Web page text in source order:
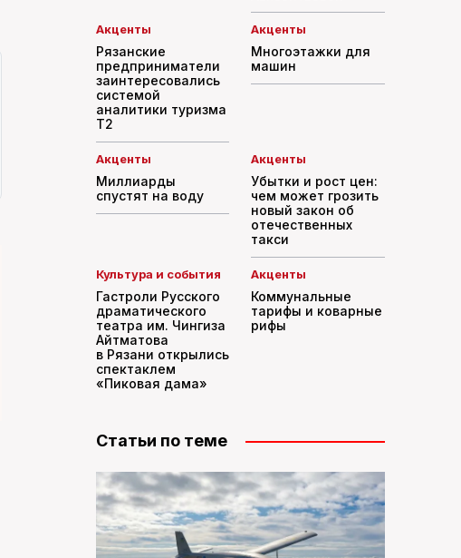
Акценты
Рязанские
предприниматели
заинтересовались
системой
аналитики туризма
T2
Акценты
Многоэтажки для
машин
Акценты
Миллиарды
спустят на воду
Акценты
Убытки и рост цен:
чем может грозить
новый закон об
отечественных
такси
Культура и события
Гастроли Русского
драматического
театра им. Чингиза
Айтматова
в Рязани открылись
спектаклем
«Пиковая дама»
Акценты
Коммунальные
тарифы и коварные
рифы
Статьи по теме